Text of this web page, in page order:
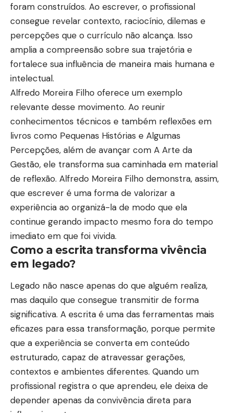
foram construídos. Ao escrever, o profissional
consegue revelar contexto, raciocínio, dilemas e
percepções que o currículo não alcança. Isso
amplia a compreensão sobre sua trajetória e
fortalece sua influência de maneira mais humana e
intelectual.
Alfredo Moreira Filho oferece um exemplo
relevante desse movimento. Ao reunir
conhecimentos técnicos e também reflexões em
livros como Pequenas Histórias e Algumas
Percepções, além de avançar com A Arte da
Gestão, ele transforma sua caminhada em material
de reflexão. Alfredo Moreira Filho demonstra, assim,
que escrever é uma forma de valorizar a
experiência ao organizá-la de modo que ela
continue gerando impacto mesmo fora do tempo
imediato em que foi vivida.
Como a escrita transforma vivência
em legado?
Legado não nasce apenas do que alguém realiza,
mas daquilo que consegue transmitir de forma
significativa. A escrita é uma das ferramentas mais
eficazes para essa transformação, porque permite
que a experiência se converta em conteúdo
estruturado, capaz de atravessar gerações,
contextos e ambientes diferentes. Quando um
profissional registra o que aprendeu, ele deixa de
depender apenas da convivência direta para